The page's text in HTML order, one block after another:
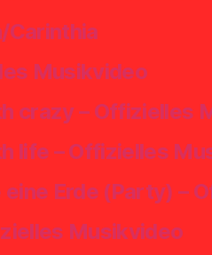
Carinthia
Musikvideo
crazy – Offizielles
life – Offizielles
eine Erde (Party) –
Musikvideo